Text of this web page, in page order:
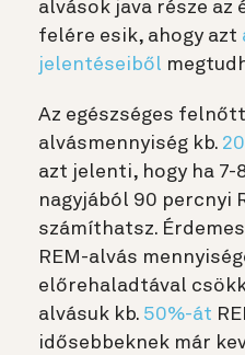
alvások java része az
felére esik, ahogy azt
jelentéseiből
Az egészséges
alvásmennyiség kb.
azt jelenti, hogy ha
nagyjából 90 percnyi
számíthatsz.
REM-alvás
előrehaladtával
alvásuk kb. 50%-át
idősebbeknek már